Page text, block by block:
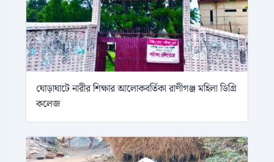
ঘোড়াঘাটে নারীর শিক্ষার আলোকবর্তিকা রাণীগঞ্জ মহিলা ডিগ্রি
কলেজ